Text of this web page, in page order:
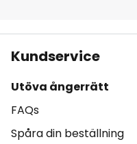
Kundservice
Utöva ångerrätt
FAQs
Spåra din beställning